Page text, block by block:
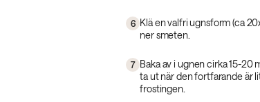
6 Klä en valfri ugnsform (ca
ner smeten.
7 Baka av i ugnen cirka 15-20
ta ut när den fortfarande är
frostingen.